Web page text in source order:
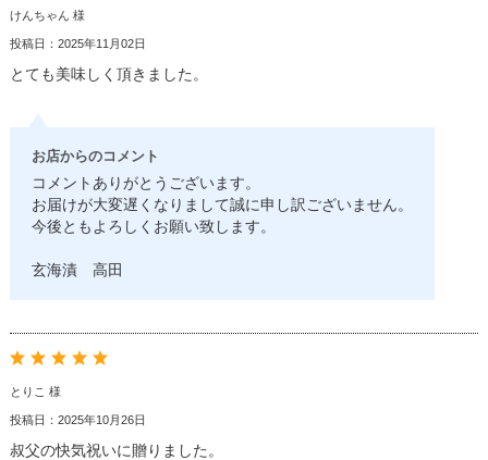
けんちゃん 様
投稿日：2025年11月02日
とても美味しく頂きました。
お店からのコメント
コメントありがとうございます。
お届けが大変遅くなりまして誠に申し訳ございません。
今後ともよろしくお願い致します。
玄海漬 高田
とりこ 様
投稿日：2025年10月26日
叔父の快気祝いに贈りました。